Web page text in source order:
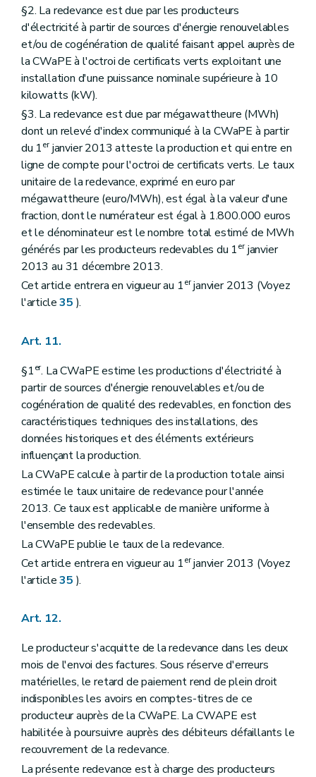
§2. La redevance est due par les producteurs
d'électricité à partir de sources d'énergie renouvelables
et/ou de cogénération de qualité faisant appel auprès de
la CWaPE à l'octroi de certificats verts exploitant une
installation d'une puissance nominale supérieure à 10
kilowatts (kW).
§3. La redevance est due par mégawattheure (MWh)
dont un relevé d'index communiqué à la CWaPE à partir
du 1erjanvier 2013 atteste la production et qui entre en
ligne de compte pour l'octroi de certificats verts. Le taux
unitaire de la redevance, exprimé en euro par
mégawattheure (euro/MWh), est égal à la valeur d'une
fraction, dont le numérateur est égal à 1.800.000 euros
et le dénominateur est le nombre total estimé de MWh
générés par les producteurs redevables du 1erjanvier
2013 au 31 décembre 2013.
Cet article entrera en vigueur au 1erjanvier 2013 (Voyez
l'article35 ).
Art. 11.
§1er. La CWaPE estime les productions d'électricité à
partir de sources d'énergie renouvelables et/ou de
cogénération de qualité des redevables, en fonction des
caractéristiques techniques des installations, des
données historiques et des éléments extérieurs
influençant la production.
La CWaPE calcule à partir de la production totale ainsi
estimée le taux unitaire de redevance pour l'année
2013. Ce taux est applicable de manière uniforme à
l'ensemble des redevables.
La CWaPE publie le taux de la redevance.
Cet article entrera en vigueur au 1erjanvier 2013 (Voyez
l'article35 ).
Art. 12.
Le producteur s'acquitte de la redevance dans les deux
mois de l'envoi des factures. Sous réserve d'erreurs
matérielles, le retard de paiement rend de plein droit
indisponibles les avoirs en comptes-titres de ce
producteur auprès de la CWaPE. La CWAPE est
habilitée à poursuivre auprès des débiteurs défaillants le
recouvrement de la redevance.
La présente redevance est à charge des producteurs